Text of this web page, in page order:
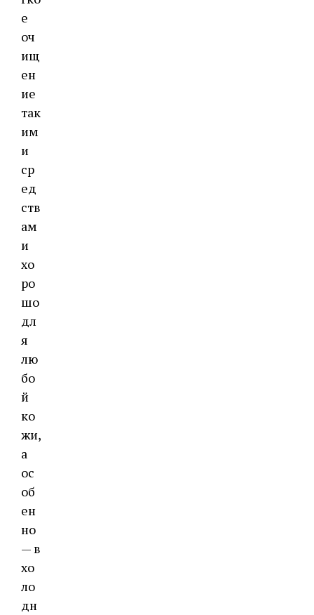
е
оч
ищ
ен
ие
так
им
и
ср
ед
ств
ам
и
хо
ро
шо
дл
я
лю
бо
й
ко
жи,
а
ос
об
ен
но
— в
хо
ло
дн